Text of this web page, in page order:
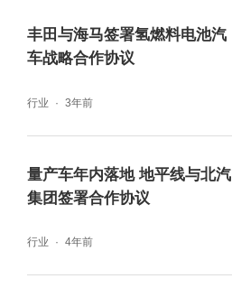
丰田与海马签署氢燃料电池汽
车战略合作协议
行业 3年前
量产车年内落地 地平线与北汽
集团签署合作协议
行业 4年前